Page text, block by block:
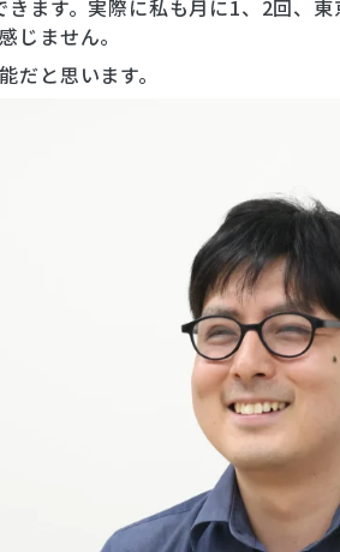
ます。実際に私も月に1、2回、
じません。
だと思います。